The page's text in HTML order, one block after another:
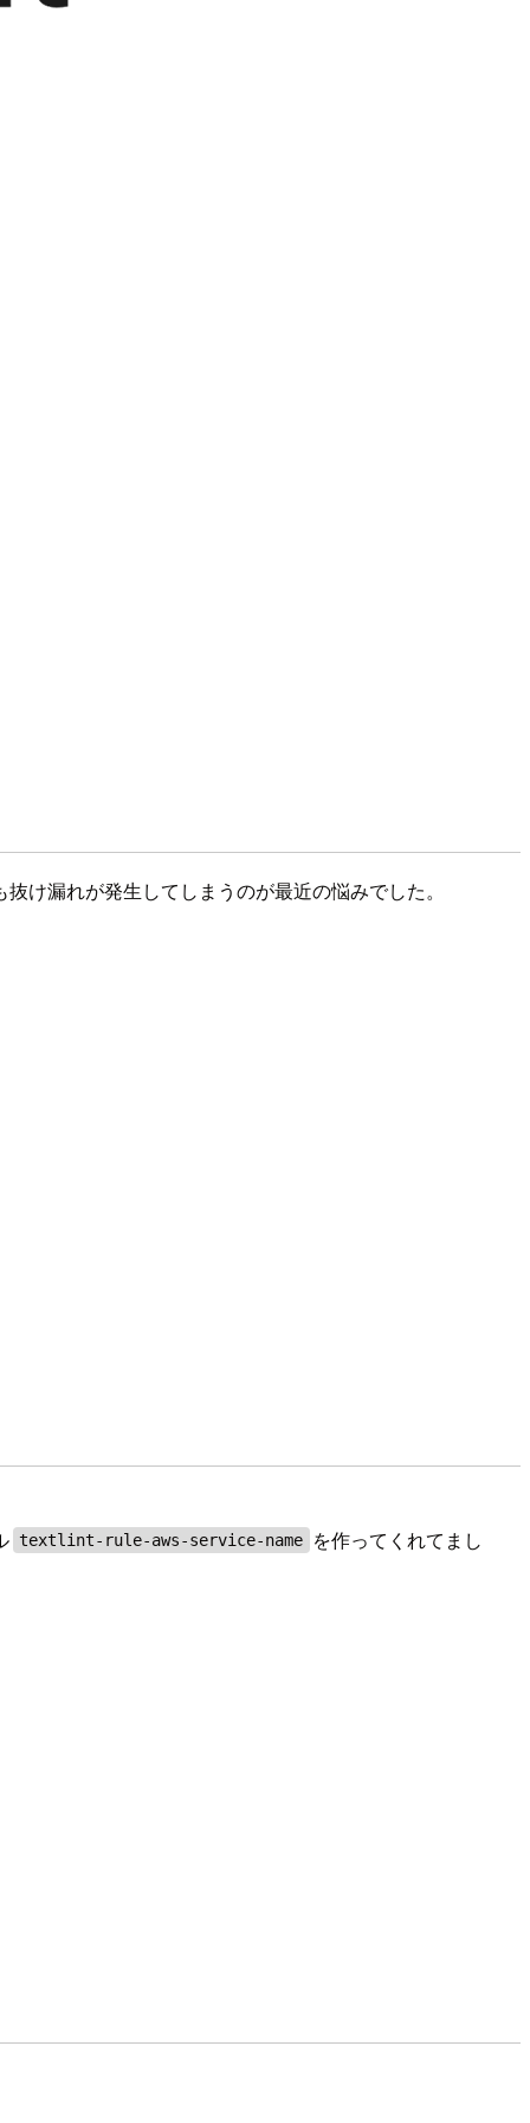
け漏れが発生してしまうのが最近の悩みでした。
textlint-rule-aws-service-name を作ってくれてまし